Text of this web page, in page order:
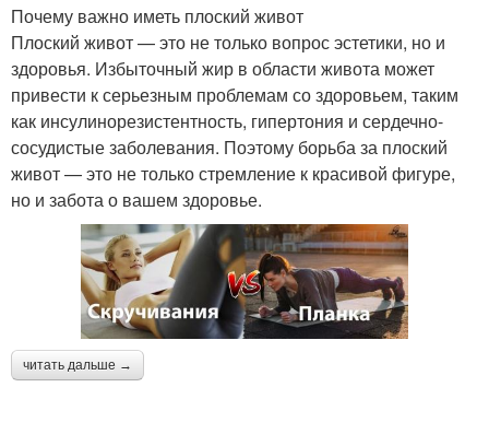
Почему важно иметь плоский живот
Плоский живот — это не только вопрос эстетики, но и
здоровья. Избыточный жир в области живота может
привести к серьезным проблемам со здоровьем, таким
как инсулинорезистентность, гипертония и сердечно-
сосудистые заболевания. Поэтому борьба за плоский
живот — это не только стремление к красивой фигуре,
но и забота о вашем здоровье.
читать дальше →